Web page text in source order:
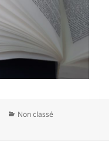
Catégories
Non classé